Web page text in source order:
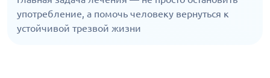
употребление, а помочь человеку вернуться к
устойчивой трезвой жизни